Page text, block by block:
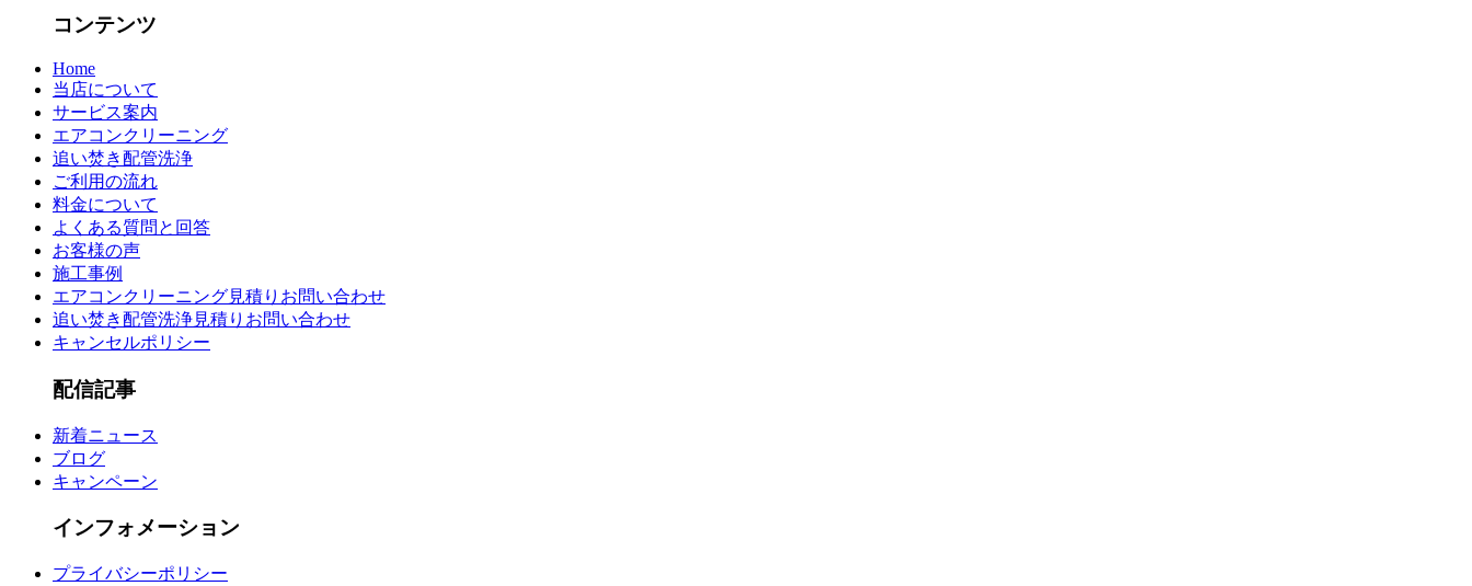
コンテンツ
Home
当店について
サービス案内
エアコンクリーニング
追い焚き配管洗浄
ご利用の流れ
料金について
よくある質問と回答
お客様の声
施工事例
エアコンクリーニング見積りお問い合わせ
追い焚き配管洗浄見積りお問い合わせ
キャンセルポリシー
配信記事
新着ニュース
ブログ
キャンペーン
インフォメーション
プライバシーポリシー